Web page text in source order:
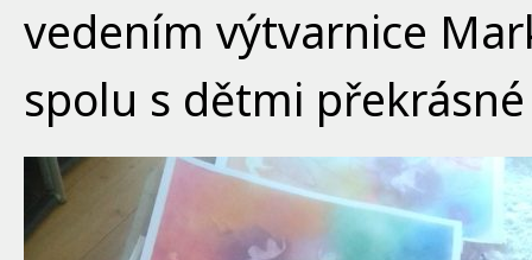
vedením výtvarnice
spolu s dětmi